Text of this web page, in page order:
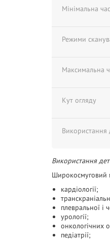
Мінімальна
Режими
Максимальна
Кут огляду
Використання
Використання
Широкосмуговий
кардіології;
плевральної і
урології;
онкологічних
педіатрії;